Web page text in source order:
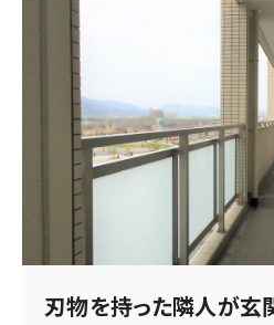
刃物を持った隣人が玄